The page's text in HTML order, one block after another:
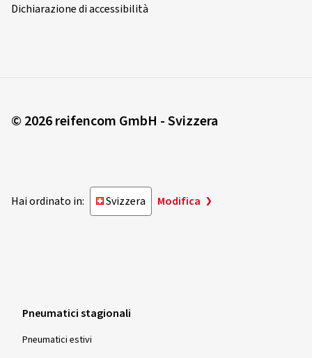
Dichiarazione di accessibilità
© 2026 reifencom GmbH - Svizzera
Hai ordinato in: Svizzera Modifica
Pneumatici stagionali
Pneumatici estivi